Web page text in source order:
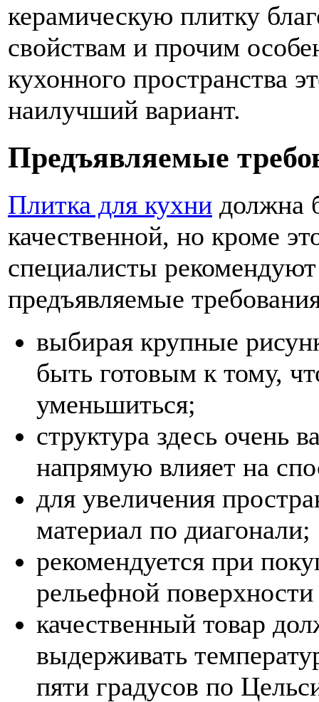
керамическую плитку
свойствам и прочим
кухонного пространства
наилучший вариант.
Предъявляемые
Плитка для кухни должна
качественной, но кроме
специалисты
предъявляемые
выбирая крупные
быть готовым к тому,
уменьшиться;
структура здесь очень
напрямую влияет на
для увеличения
материал по диагонали;
рекомендуется при
рельефной
качественный товар
выдерживать
пяти градусов по